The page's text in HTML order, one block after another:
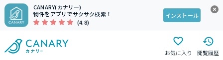
CANARY(カナリー)
物件をアプリでサクサク検索！
(4.8)
インストール
お気に入り 閲覧履歴